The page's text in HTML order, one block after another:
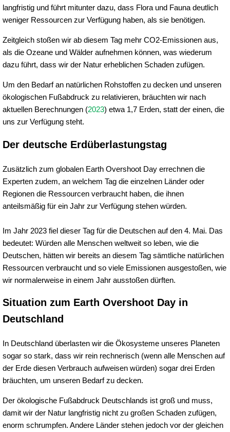
langfristig und führt mitunter dazu, dass Flora und Fauna deutlich
weniger Ressourcen zur Verfügung haben, als sie benötigen.
Zeitgleich stoßen wir ab diesem Tag mehr CO2-Emissionen aus,
als die Ozeane und Wälder aufnehmen können, was wiederum
dazu führt, dass wir der Natur erheblichen Schaden zufügen.
Um den Bedarf an natürlichen Rohstoffen zu decken und unseren
ökologischen Fußabdruck zu relativieren, bräuchten wir nach
aktuellen Berechnungen (2023) etwa 1,7 Erden, statt der einen, die
uns zur Verfügung steht.
Der deutsche Erdüberlastungstag
Zusätzlich zum globalen Earth Overshoot Day errechnen die
Experten zudem, an welchem Tag die einzelnen Länder oder
Regionen die Ressourcen verbraucht haben, die ihnen
anteilsmäßig für ein Jahr zur Verfügung stehen würden.
Im Jahr 2023 fiel dieser Tag für die Deutschen auf den 4. Mai. Das
bedeutet: Würden alle Menschen weltweit so leben, wie die
Deutschen, hätten wir bereits an diesem Tag sämtliche natürlichen
Ressourcen verbraucht und so viele Emissionen ausgestoßen, wie
wir normalerweise in einem Jahr ausstoßen dürften.
Situation zum Earth Overshoot Day in
Deutschland
In Deutschland überlasten wir die Ökosysteme unseres Planeten
sogar so stark, dass wir rein rechnerisch (wenn alle Menschen auf
der Erde diesen Verbrauch aufweisen würden) sogar drei Erden
bräuchten, um unseren Bedarf zu decken.
Der ökologische Fußabdruck Deutschlands ist groß und muss,
damit wir der Natur langfristig nicht zu großen Schaden zufügen,
enorm schrumpfen. Andere Länder stehen jedoch vor der gleichen